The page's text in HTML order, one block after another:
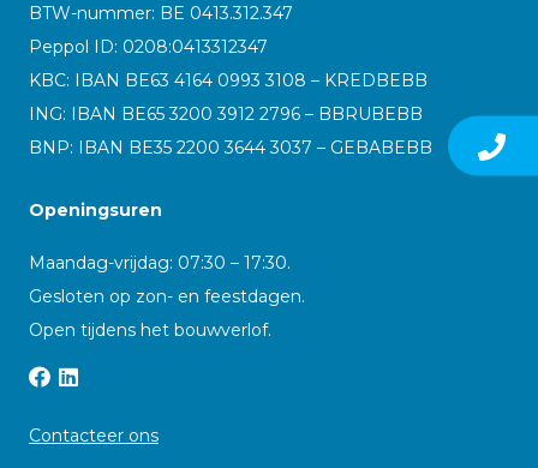
BTW-nummer: BE 0413.312.347
Peppol ID: 0208:0413312347
KBC: IBAN BE63 4164 0993 3108 – KREDBEBB
ING: IBAN BE65 3200 3912 2796 – BBRUBEBB
BNP: IBAN BE35 2200 3644 3037 – GEBABEBB
Openingsuren
Maandag-vrijdag: 07:30 – 17:30.
Gesloten op zon- en feestdagen.
Open tijdens het bouwverlof.
Contacteer ons